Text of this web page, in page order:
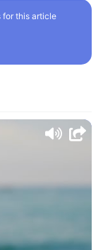
for this article